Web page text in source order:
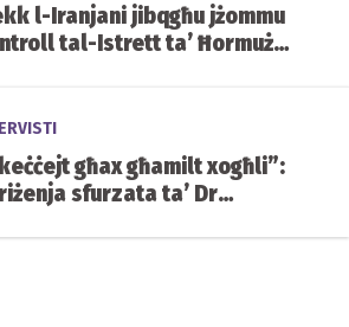
l-Iranjani jibqgħu jżommu
tal-Istrett ta’ Ħormuż u
għax għamilt xogħli”:
sfurzata ta’ Dr